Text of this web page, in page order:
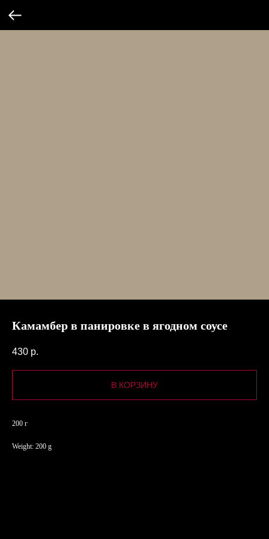
Камамбер в панировке в ягодном соусе
430 р.
В КОРЗИНУ
200 г
Weight: 200 g